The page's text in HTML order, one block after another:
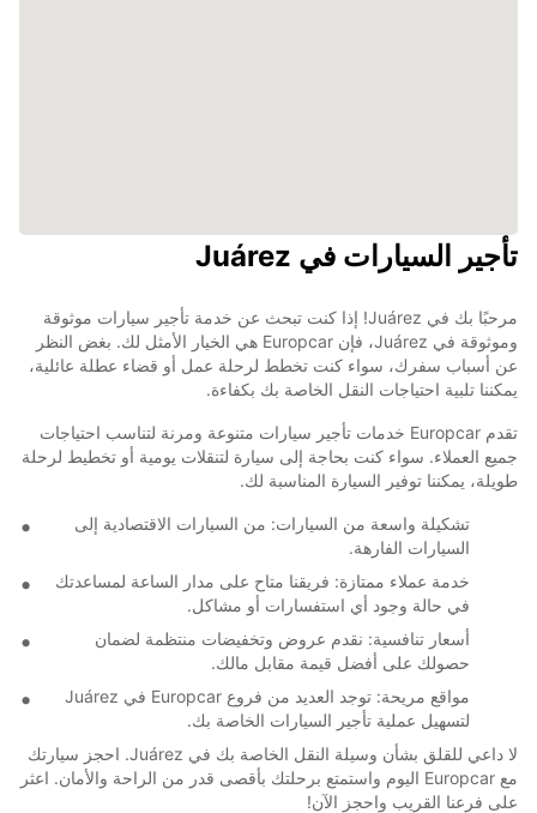
تأجير السيارات في Juárez
مرحبًا بك في Juárez! إذا كنت تبحث عن خدمة تأجير سيارات موثوقة
وموثوقة في Juárez، فإن Europcar هي الخيار الأمثل لك. بغض النظر
عن أسباب سفرك، سواء كنت تخطط لرحلة عمل أو قضاء عطلة عائلية،
يمكننا تلبية احتياجات النقل الخاصة بك بكفاءة.
تقدم Europcar خدمات تأجير سيارات متنوعة ومرنة لتناسب احتياجات
جميع العملاء. سواء كنت بحاجة إلى سيارة لتنقلات يومية أو تخطيط لرحلة
طويلة، يمكننا توفير السيارة المناسبة لك.
تشكيلة واسعة من السيارات: من السيارات الاقتصادية إلى
السيارات الفارهة.
خدمة عملاء ممتازة: فريقنا متاح على مدار الساعة لمساعدتك
في حالة وجود أي استفسارات أو مشاكل.
أسعار تنافسية: نقدم عروض وتخفيضات منتظمة لضمان
حصولك على أفضل قيمة مقابل مالك.
مواقع مريحة: توجد العديد من فروع Europcar في Juárez
لتسهيل عملية تأجير السيارات الخاصة بك.
لا داعي للقلق بشأن وسيلة النقل الخاصة بك في Juárez. احجز سيارتك
مع Europcar اليوم واستمتع برحلتك بأقصى قدر من الراحة والأمان. اعثر
على فرعنا القريب واحجز الآن!